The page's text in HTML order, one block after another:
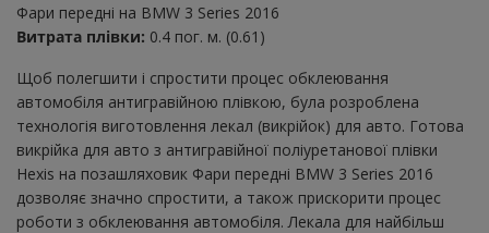
Фари передні на BMW 3 Series 2016
Витрата плівки: 0.4 пог. м. (0.61)
Щоб полегшити і спростити процес обклеювання
автомобіля антигравійною плівкою, була розроблена
технологія виготовлення лекал (викрійок) для авто. Готова
викрійка для авто з антигравійної поліуретанової плівки
Hexis на позашляховик Фари передні BMW 3 Series 2016
дозволяє значно спростити, а також прискорити процес
роботи з обклеювання автомобіля. Лекала для найбільш